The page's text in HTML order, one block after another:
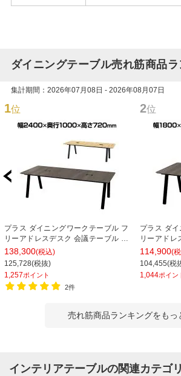
ダイニングテーブル売れ筋商品
集計期間：2026年07月08日 - 2026年08月07日
1位
プラス ダイニングワークテーブル フ
リーアドレスデスク 会議テーブル ミ
ーティングテーブル 配線収納付き 幅
2400×奥行1000×高さ720mm
138,300(税込)
125,728(税抜)
1,257ポイント
2件
2位
プラス ダ
リーアドレ
ーティング
1800×奥行
114,900(
104,455(税
1,044ポイン
売れ筋商品ランキングをもっ
インテリアテーブルの関連カテゴ